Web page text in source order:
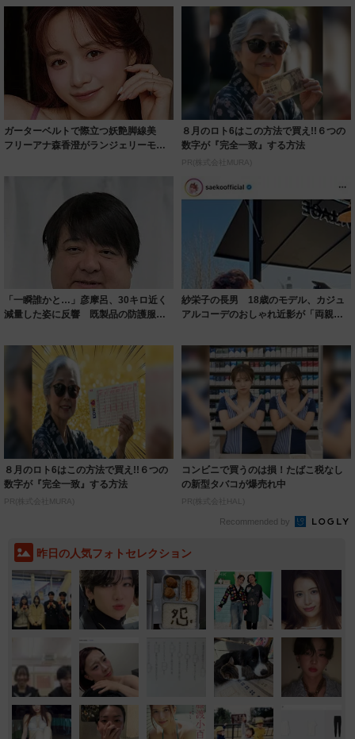
ガーターベルトで際立つ妖艶脚線美
フリーアナ森香澄がランジェリーモデ
８月のロト6はこの方法で買え!!６つの
数字が『完全一致』する方法
PR(株式会社MURA)
「一瞬誰かと…」彦摩呂、30キロ近く
減量した姿に反響 既製品の防護服が
紗栄子の長男 18歳のモデル、カジュ
アルコーデのおしゃれ近影が「両親の
８月のロト6はこの方法で買え!!６つの
数字が『完全一致』する方法
PR(株式会社MURA)
コンビニで買うのは損！たばこ税なし
の新型タバコが爆売れ中
PR(株式会社HAL)
Recommended by
昨日の人気フォトセレクション